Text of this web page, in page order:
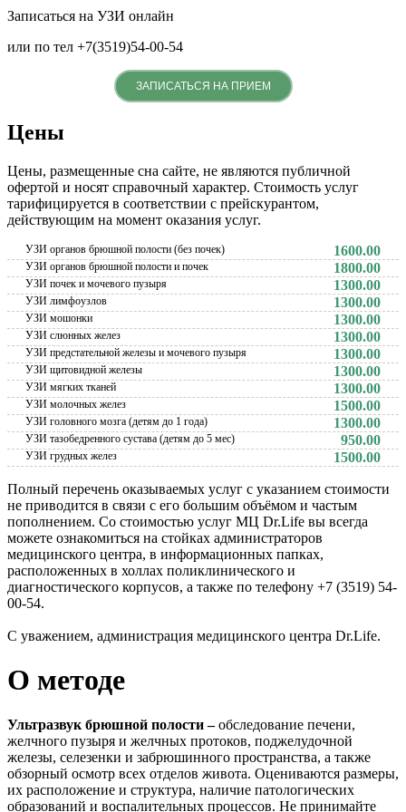
Записаться на УЗИ онлайн
или по тел +7(3519)54-00-54
ЗАПИСАТЬСЯ НА ПРИЕМ
Цены
Цены, размещенные сна сайте, не являются публичной
офертой и носят справочный характер. Стоимость услуг
тарифицируется в соответствии с прейскурантом,
действующим на момент оказания услуг.
УЗИ органов брюшной полости (без почек) 1600.00
УЗИ органов брюшной полости и почек 1800.00
УЗИ почек и мочевого пузыря 1300.00
УЗИ лимфоузлов 1300.00
УЗИ мошонки 1300.00
УЗИ слюнных желез 1300.00
УЗИ предстательной железы и мочевого пузыря 1300.00
УЗИ щитовидной железы 1300.00
УЗИ мягких тканей 1300.00
УЗИ молочных желез 1500.00
УЗИ головного мозга (детям до 1 года) 1300.00
УЗИ тазобедренного сустава (детям до 5 мес) 950.00
УЗИ грудных желез 1500.00
Полный перечень оказываемых услуг с указанием стоимости
не приводится в связи с его большим объёмом и частым
пополнением. Со стоимостью услуг МЦ Dr.Life вы всегда
можете ознакомиться на стойках администраторов
медицинского центра, в информационных папках,
расположенных в холлах поликлинического и
диагностического корпусов, а также по телефону +7 (3519) 54-
00-54.
С уважением, администрация медицинского центра Dr.Life.
О методе
Ультразвук брюшной полости –обследование печени,
желчного пузыря и желчных протоков, поджелудочной
железы, селезенки и забрюшинного пространства, а также
обзорный осмотр всех отделов живота. Оцениваются размеры,
их расположение и структура, наличие патологических
образований и воспалительных процессов. Не принимайте